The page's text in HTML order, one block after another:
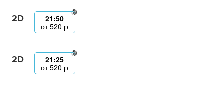
2D
21:50
от520 р
2D
21:25
от520 р